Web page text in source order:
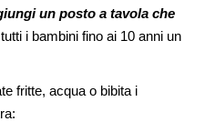
un posto a tavola che
i bambini fino ai 10 anni un
fritte, acqua o bibita i